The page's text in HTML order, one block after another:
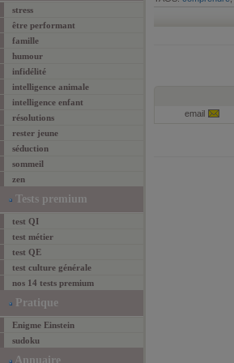
stress
être performant
famille
humour
infidélité
intelligence animale
intelligence enfant
résolutions
rester jeune
séduction
sommeil
zen
Tests premium
test QI
test métier
test QE
test culture générale
nos 14 tests premium
Pratique
Enigme Einstein
sudoku
Annuaire
email